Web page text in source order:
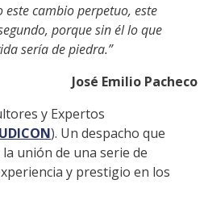
este cambio perpetuo, este
porque sin él lo que
sería de piedra.”
José Emilio Pacheco
y Expertos
). Un despacho que
unión de una serie de
y prestigio en los